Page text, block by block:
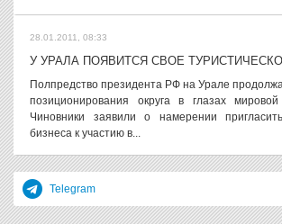
28.01.2011, 08:33
У УРАЛА ПОЯВИТСЯ СВОЕ
Полпредство президента РФ на Урале
позиционирования округа в глазах
Чиновники заявили о намерении
бизнеса к участию в...
Telegram